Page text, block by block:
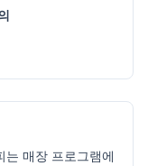
는 매장 프로그램에